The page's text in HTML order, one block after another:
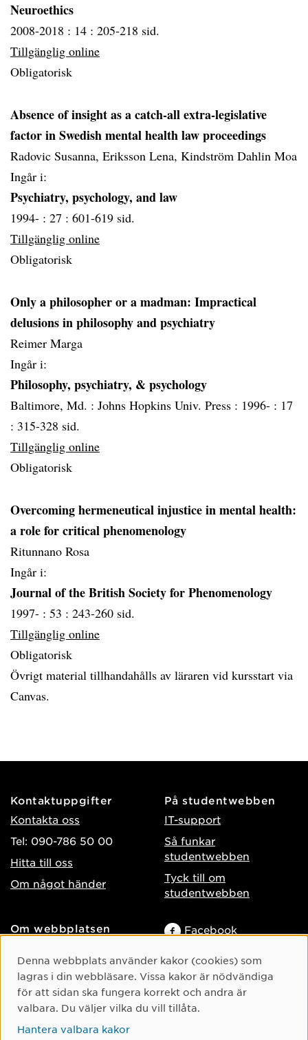
Neuroethics
2008-2018 : 14 : 205-218 sid.
Tillgänglig online
Obligatorisk
Absence of insight as a catch-all extra-legislative
factor in Swedish mental health law proceedings
Radovic Susanna, Eriksson Lena, Kindström Dahlin Moa
Ingår i:
Psychiatry, psychology, and law
1994- : 27 : 601-619 sid.
Tillgänglig online
Obligatorisk
Only a philosopher or a madman: Impractical
delusions in philosophy and psychiatry
Reimer Marga
Ingår i:
Philosophy, psychiatry, & psychology
Baltimore, Md. : Johns Hopkins Univ. Press : 1996- : 17
: 315-328 sid.
Tillgänglig online
Obligatorisk
Overcoming hermeneutical injustice in mental health:
a role for critical phenomenology
Ritunnano Rosa
Ingår i:
Journal of the British Society for Phenomenology
1997- : 53 : 243-260 sid.
Tillgänglig online
Obligatorisk
Övrigt material tillhandahålls av läraren vid kursstart via
Canvas.
Kontaktuppgifter
Kontakta oss
Tel: 090-786 50 00
Hitta till oss
Om något händer
På studentwebben
IT-support
Så funkar
studentwebben
Tyck till om
studentwebben
Om webbplatsen
Behandling av
personuppgifter
Hantera kakor
Facebook
TikTok
Youtube
Cookie-samtycke
Denna webbplats använder kakor (cookies) som
lagras i din webbläsare. Vissa kakor är nödvändiga
för att sidan ska fungera korrekt och andra är
valbara. Du väljer vilka du vill tillåta.
Hantera valbara kakor